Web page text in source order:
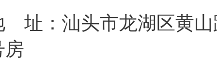
址：汕头市龙湖区黄山
房